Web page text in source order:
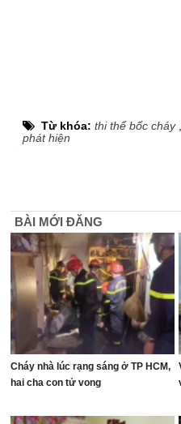
Từ khóa:thi thể bốc cháy
phát hiện
BÀI MỚI ĐĂNG
Cháy nhà lúc rạng sáng ở TP HCM,
hai cha con tử vong